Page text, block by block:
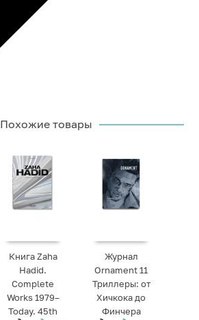
Похожие товары
Книга Zaha
Hadid.
Complete
Works 1979–
Today. 45th
Журнал
Ornament 11
Триллеры: от
Хичкока до
Финчера